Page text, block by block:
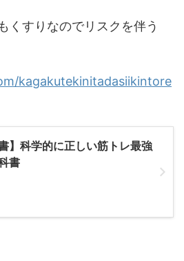
くすりなのでリスクを伴う
kagakutekinitadasiikintore
書】科学的に正しい筋トレ最強
書